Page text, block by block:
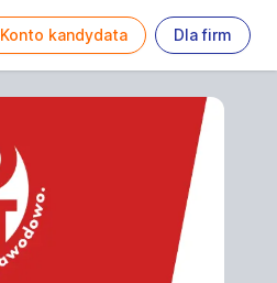
Konto kandydata Dla firm